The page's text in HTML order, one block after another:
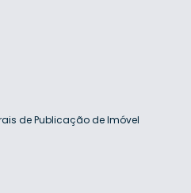
de Publicação de Imóvel